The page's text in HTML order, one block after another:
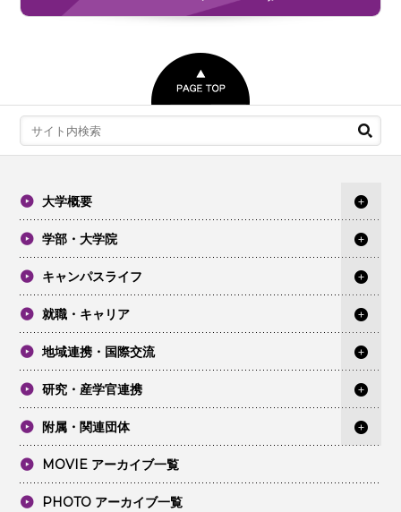
大学概要
学部・大学院
キャンパスライフ
就職・キャリア
地域連携・国際交流
研究・産学官連携
附属・関連団体
MOVIE アーカイブ一覧
PHOTO アーカイブ一覧